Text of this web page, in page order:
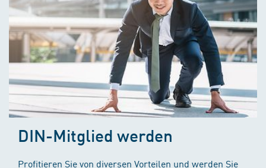
DIN-Mitglied werden
Profitieren Sie von diversen Vorteilen und werden Sie